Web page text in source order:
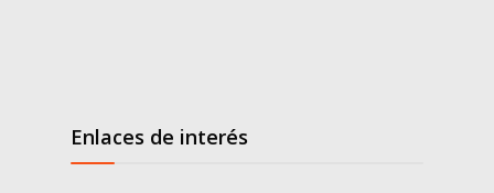
Enlaces de interés